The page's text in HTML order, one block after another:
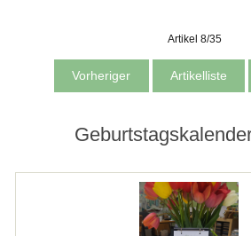
Artikel 8/35
Vorheriger Artikelliste